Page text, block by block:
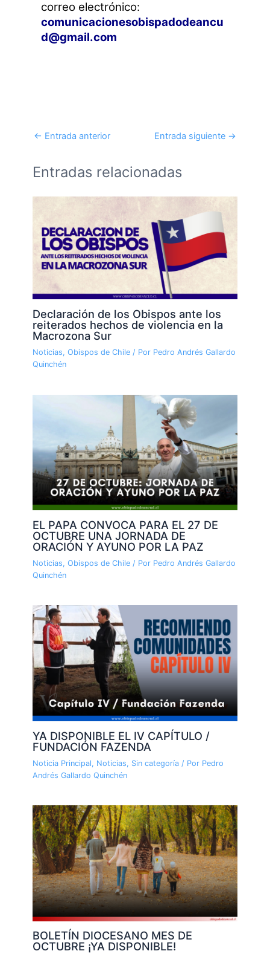
correo electrónico:
comunicacionesobispadodeancu
d@gmail.com
← Entrada anterior Entrada siguiente →
Entradas relacionadas
Declaración de los Obispos ante los
reiterados hechos de violencia en la
Macrozona Sur
Noticias, Obispos de Chile/ Por Pedro Andrés Gallardo
Quinchén
EL PAPA CONVOCA PARA EL 27 DE
OCTUBRE UNA JORNADA DE
ORACIÓN Y AYUNO POR LA PAZ
Noticias, Obispos de Chile/ Por Pedro Andrés Gallardo
Quinchén
YA DISPONIBLE EL IV CAPÍTULO /
FUNDACIÓN FAZENDA
Noticia Principal, Noticias, Sin categoría/ Por Pedro
Andrés Gallardo Quinchén
BOLETÍN DIOCESANO MES DE
OCTUBRE ¡YA DISPONIBLE!